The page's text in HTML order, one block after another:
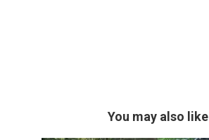
You may also like